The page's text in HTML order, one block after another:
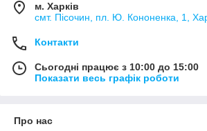
м. Харків
смт. Пісочин, пл. Ю. Кононенка, 1,
Контакти
Сьогодні працює з 10:00 до 15:00
Показати весь графік роботи
Про нас